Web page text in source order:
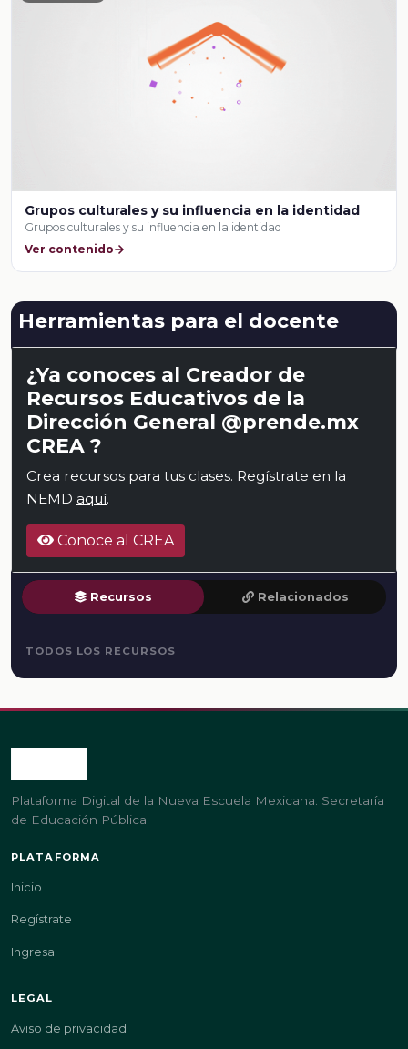
Grupos culturales y su influencia en la identidad
Grupos culturales y su influencia en la identidad
Ver contenido
Herramientas para el docente
¿Ya conoces al Creador de
Recursos Educativos de la
Dirección General @prende.mx
CREA ?
Crea recursos para tus clases. Regístrate en la
NEMD aquí.
Conoce al CREA
Recursos Relacionados
TODOS LOS RECURSOS
Plataforma Digital de la Nueva Escuela Mexicana. Secretaría
de Educación Pública.
PLATAFORMA
Inicio
Regístrate
Ingresa
LEGAL
Aviso de privacidad